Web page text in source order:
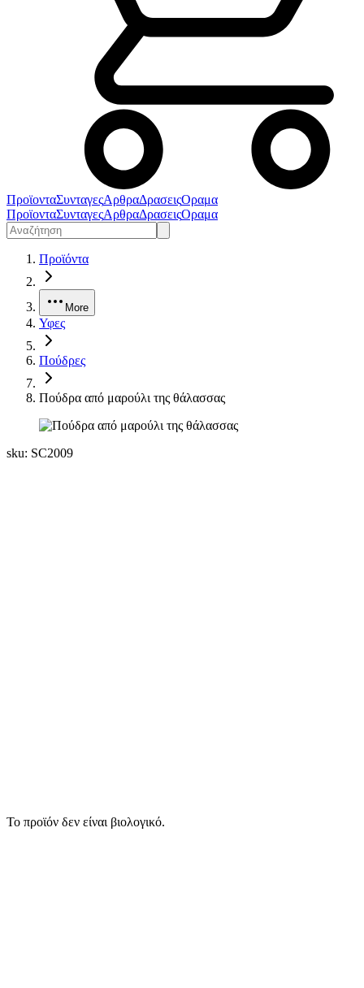
ΠροϊονταΣυνταγεςΑρθραΔρασειςΟραμα
ΠροϊονταΣυνταγεςΑρθραΔρασειςΟραμα
Προϊόντα
More
Υφες
Πούδρες
Πούδρα από μαρούλι της θάλασσας
sku: SC2009
Το προϊόν δεν είναι βιολογικό.